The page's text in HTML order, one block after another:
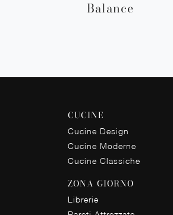
Balance
CUCINE
Cucine Design
Cucine Moderne
Cucine Classiche
ZONA GIORNO
Librerie